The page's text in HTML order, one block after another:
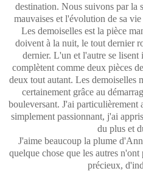
destination. Nous suivons par la
mauvaises et l'évolution de sa
Les demoiselles est la pièce
doivent à la nuit, le tout dernier
dernier. L'un et l'autre se lisent
complètent comme deux pièces
deux tout autant. Les demoiselles
certainement grâce au
bouleversant. J'ai particulièrement
simplement passionnant, j'ai
du plus et
J'aime beaucoup la plume
quelque chose que les autres
précieux,